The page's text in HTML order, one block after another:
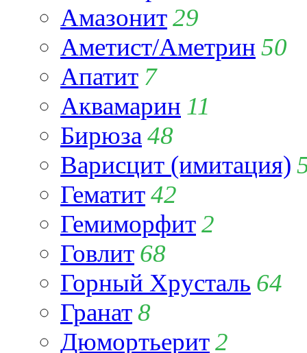
Амазонит29
Аметист/Аметрин 50
Апатит 7
Аквамарин 11
Бирюза 48
Варисцит (имитация)
Гематит42
Гемиморфит2
Говлит 68
Горный Хрусталь 64
Гранат8
Дюмортьерит2